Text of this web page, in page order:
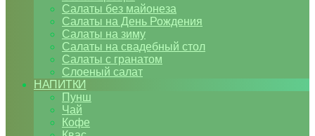
Салаты без майонеза
Салаты на День Рождения
Салаты на зиму
Салаты на свадебный стол
Салаты с гранатом
Слоеный салат
НАПИТКИ
Пунш
Чай
Кофе